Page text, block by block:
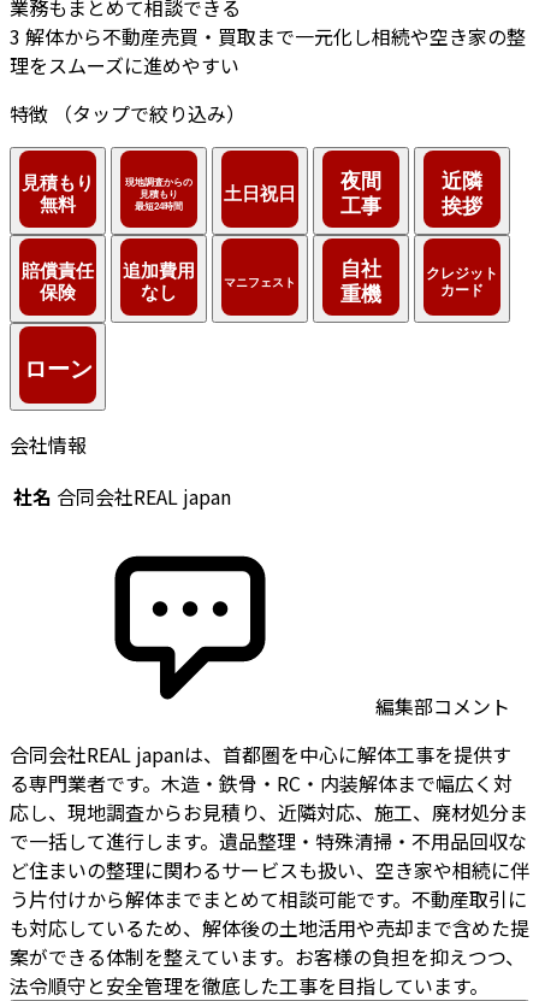
業務もまとめて相談できる
3 解体から不動産売買・買取まで一元化し相続や空き家の整
理をスムーズに進めやすい
特徴
（タップで絞り込み）
会社情報
社名 合同会社REAL japan
編集部コメント
合同会社REAL japanは、首都圏を中心に解体工事を提供す
る専門業者です。木造・鉄骨・RC・内装解体まで幅広く対
応し、現地調査からお見積り、近隣対応、施工、廃材処分ま
で一括して進行します。遺品整理・特殊清掃・不用品回収な
ど住まいの整理に関わるサービスも扱い、空き家や相続に伴
う片付けから解体までまとめて相談可能です。不動産取引に
も対応しているため、解体後の土地活用や売却まで含めた提
案ができる体制を整えています。お客様の負担を抑えつつ、
法令順守と安全管理を徹底した工事を目指しています。